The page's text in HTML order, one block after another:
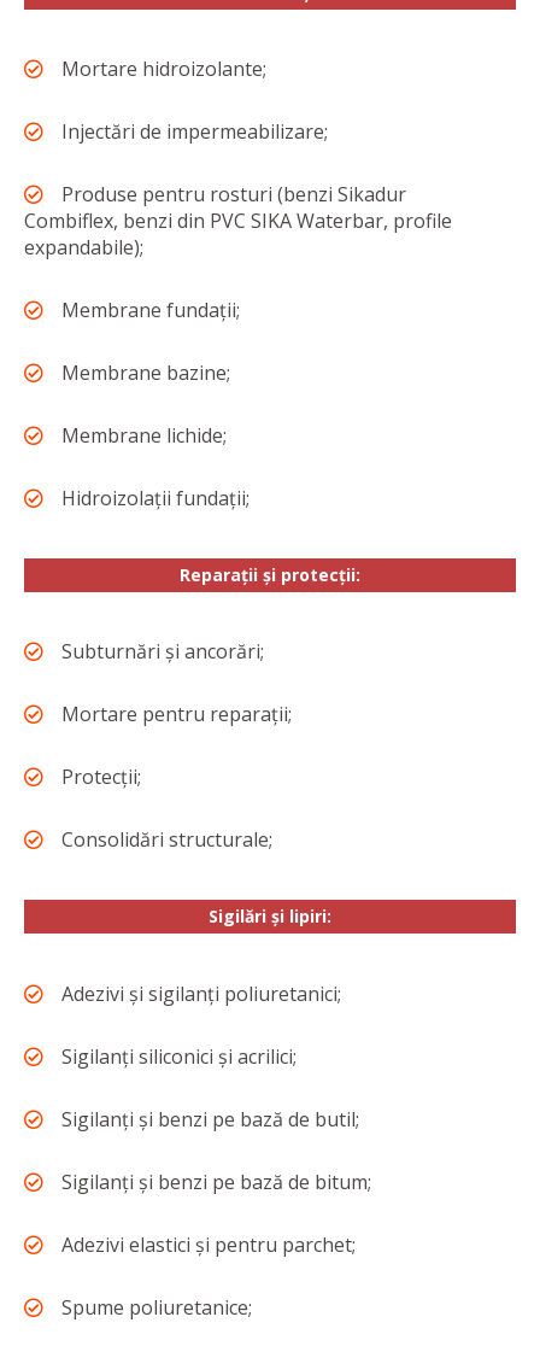
Mortare hidroizolante;
Injectări de impermeabilizare;
Produse pentru rosturi (benzi Sikadur
Combiflex, benzi din PVC SIKA Waterbar, profile
expandabile);
Membrane fundații;
Membrane bazine;
Membrane lichide;
Hidroizolații fundații;
Reparații și protecții:
Subturnări și ancorări;
Mortare pentru reparații;
Protecții;
Consolidări structurale;
Sigilări și lipiri:
Adezivi și sigilanți poliuretanici;
Sigilanți siliconici și acrilici;
Sigilanți și benzi pe bază de butil;
Sigilanți și benzi pe bază de bitum;
Adezivi elastici și pentru parchet;
Spume poliuretanice;